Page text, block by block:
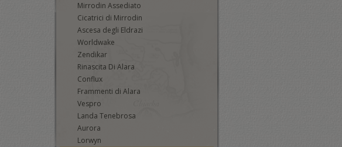
Mirrodin Assediato
Cicatrici di Mirrodin
Ascesa degli Eldrazi
Worldwake
Zendikar
Rinascita Di Alara
Conflux
Frammenti di Alara
Vespro
Landa Tenebrosa
Aurora
Lorwyn